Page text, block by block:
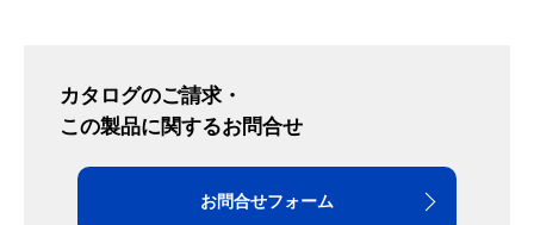
カタログのご請求・
この製品に関するお問合せ
お問合せフォーム